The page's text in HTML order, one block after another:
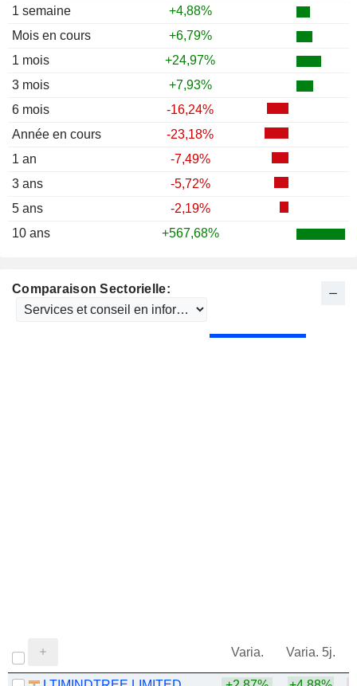
1 semaine
+4,88%
Mois en cours
+6,79%
1 mois
+24,97%
3 mois
+7,93%
6 mois
-16,24%
Année en cours
-23,18%
1 an
-7,49%
3 ans
-5,72%
5 ans
-2,19%
10 ans
+567,68%
Comparaison Sectorielle:
Varia. Varia. 5j.